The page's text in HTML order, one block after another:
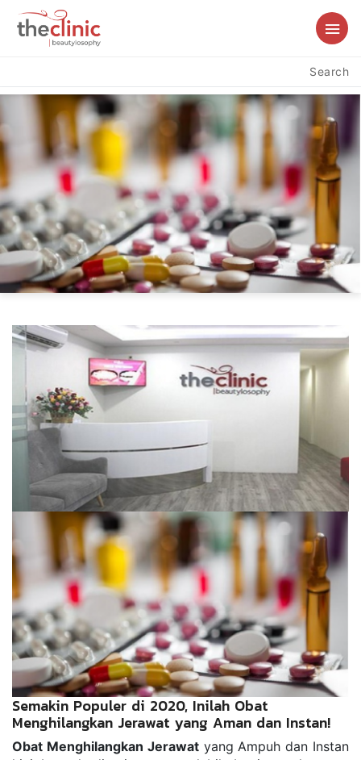
Search
Semakin Populer di 2020, Inilah Obat
Menghilangkan Jerawat yang Aman dan Instan!
Obat Menghilangkan Jerawat yang Ampuh dan Instan